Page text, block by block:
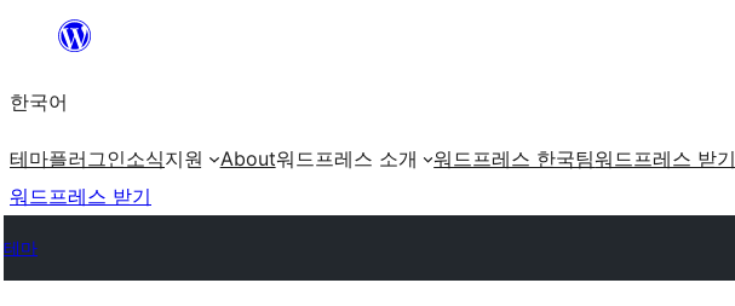
츠
로
로
가
한국어
테마플러그인소식지원 About워드프레스 소개 워드프레스 한국팀워드프레스 받기
워드프레스 받기
테마